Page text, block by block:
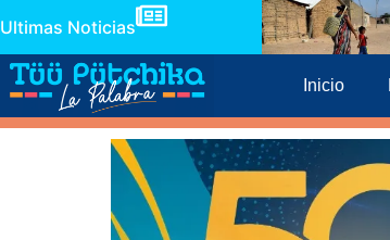
Ultimas Noticias
Inicio